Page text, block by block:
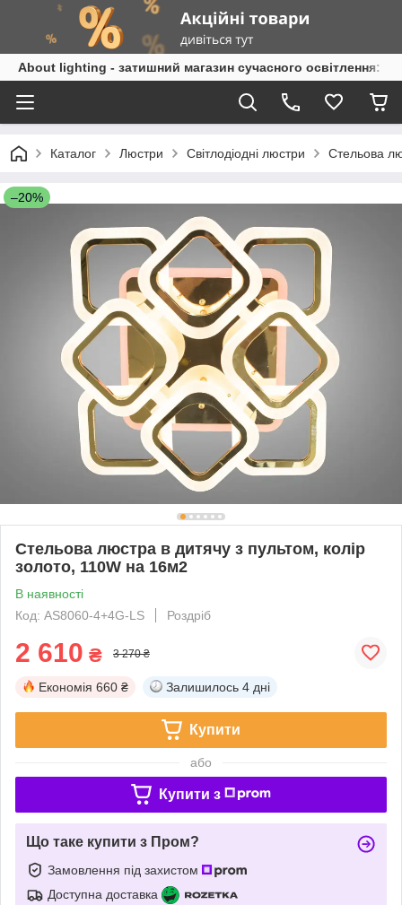
About lighting - затишний магазин сучасного освітлення:
Каталог Люстри Світлодіодні люстри Стельова
–20%
Стельова люстра в дитячу з пультом, колір
золото, 110W на 16м2
В наявності
Код: AS8060-4+4G-LS
Роздріб
2 610 ₴ 3 270 ₴
Економія 660 ₴ Залишилось 4 дні
Купити
або
Купити з
Що таке купити з Пром?
Замовлення під захистом
Доступна доставка